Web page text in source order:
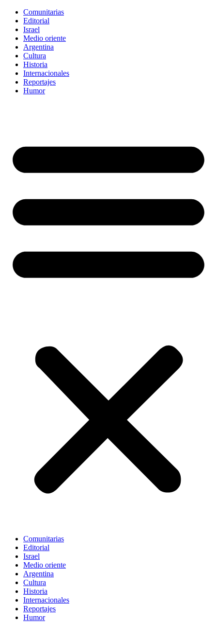
Comunitarias
Editorial
Israel
Medio oriente
Argentina
Cultura
Historia
Internacionales
Reportajes
Humor
Comunitarias
Editorial
Israel
Medio oriente
Argentina
Cultura
Historia
Internacionales
Reportajes
Humor